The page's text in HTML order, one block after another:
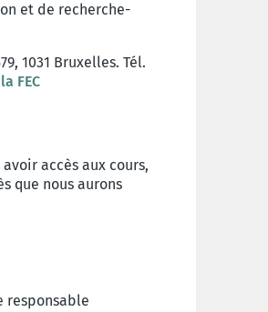
et de recherche-
1031 Bruxelles. Tél.
FEC
accès aux cours,
que nous aurons
responsable